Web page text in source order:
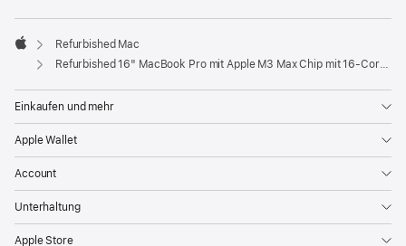
neues
Apple
Refurbished Mac
Refurbished 16" MacBook Pro mit Apple M3 Max Chip mit 16‑Core CPU und 40‑Core GPU - Silber
Einkaufen und mehr
Apple Wallet
Account
Unterhaltung
Apple Store